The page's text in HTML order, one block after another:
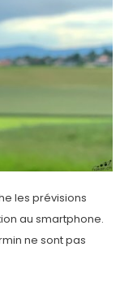
les prévisions
au smartphone.
ne sont pas